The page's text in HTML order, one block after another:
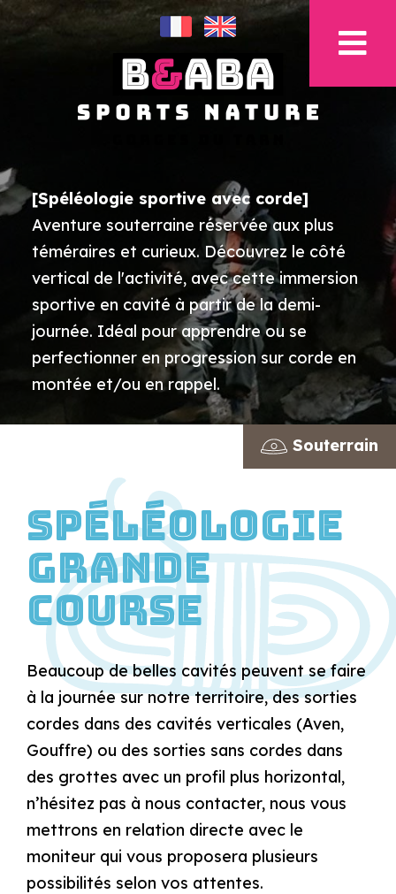
[Spéléologie sportive avec corde]
Aventure souterraine réservée aux plus
téméraires et curieux. Découvrez le côté
vertical de l'activité, avec cette immersion
sportive en cavité à partir de la demi-
journée. Idéal pour apprendre ou se
perfectionner en progression sur corde en
montée et/ou en rappel.
Souterrain
Spéléologie
grande
course
Beaucoup de belles cavités peuvent se faire
à la journée sur notre territoire, des sorties
cordes dans des cavités verticales (Aven,
Gouffre) ou des sorties sans cordes dans
des grottes avec un profil plus horizontal,
n’hésitez pas à nous contacter, nous vous
mettrons en relation directe avec le
moniteur qui vous proposera plusieurs
possibilités selon vos attentes.